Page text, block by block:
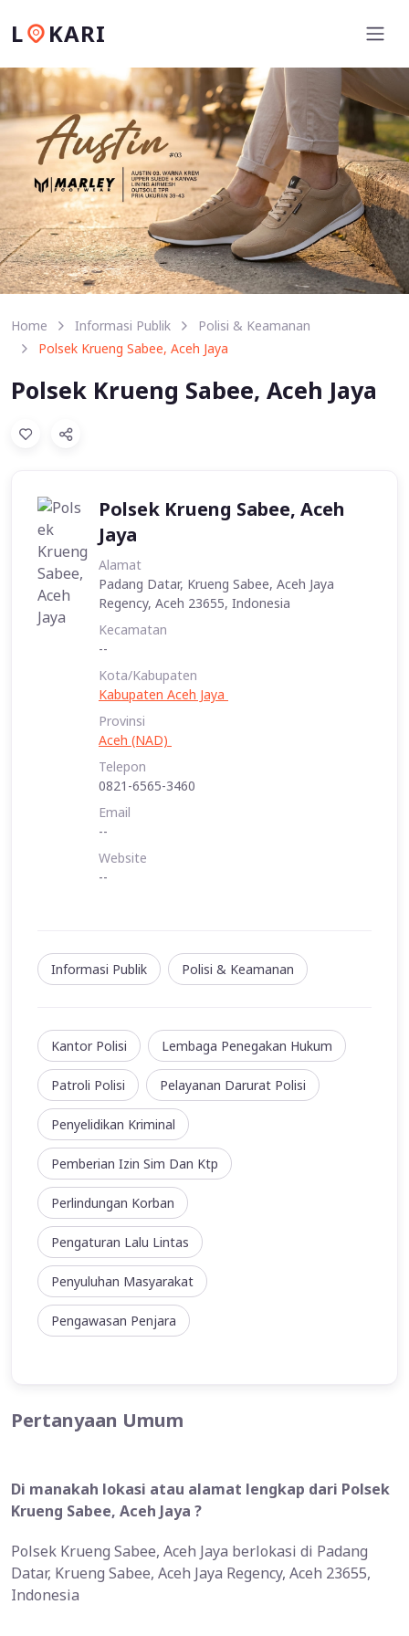
L KARI
Home Informasi Publik
Polisi & Keamanan
Polsek Krueng Sabee, Aceh Jaya
Polsek Krueng Sabee, Aceh Jaya
Polsek Krueng Sabee, Aceh
Jaya
Alamat
Padang Datar, Krueng Sabee, Aceh Jaya
Regency, Aceh 23655, Indonesia
Kecamatan
--
Kota/Kabupaten
Kabupaten Aceh Jaya
Provinsi
Aceh (NAD)
Telepon
0821-6565-3460
Email
--
Website
--
Informasi Publik Polisi & Keamanan
Kantor Polisi Lembaga Penegakan Hukum
Patroli Polisi Pelayanan Darurat Polisi
Penyelidikan Kriminal
Pemberian Izin Sim Dan Ktp
Perlindungan Korban
Pengaturan Lalu Lintas
Penyuluhan Masyarakat
Pengawasan Penjara
Pertanyaan Umum
Di manakah lokasi atau alamat lengkap dari Polsek
Krueng Sabee, Aceh Jaya ?
Polsek Krueng Sabee, Aceh Jaya berlokasi di Padang
Datar, Krueng Sabee, Aceh Jaya Regency, Aceh 23655,
Indonesia